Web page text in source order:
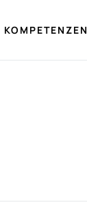
KOMPETENZEN